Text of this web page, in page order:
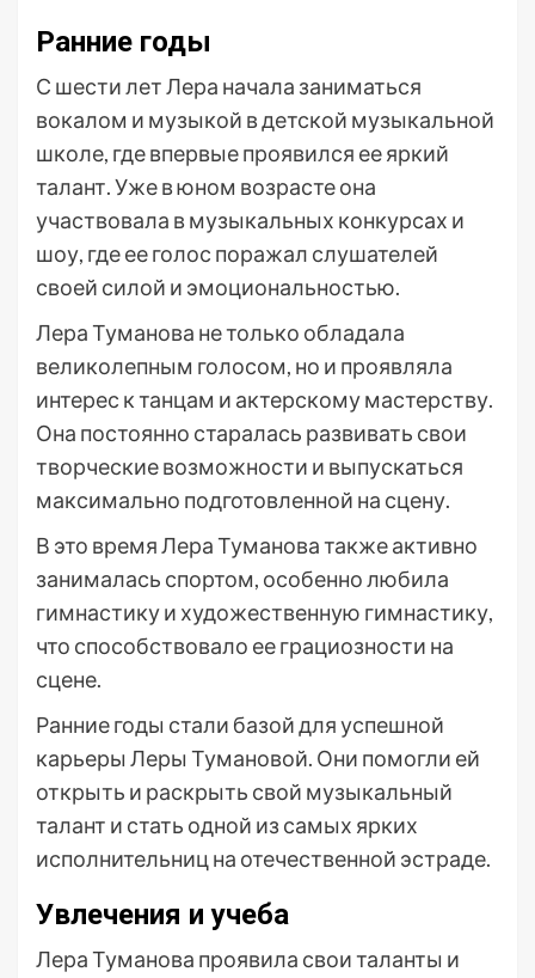
Ранние годы
С шести лет Лера начала заниматься
вокалом и музыкой в детской музыкальной
школе, где впервые проявился ее яркий
талант. Уже в юном возрасте она
участвовала в музыкальных конкурсах и
шоу, где ее голос поражал слушателей
своей силой и эмоциональностью.
Лера Туманова не только обладала
великолепным голосом, но и проявляла
интерес к танцам и актерскому мастерству.
Она постоянно старалась развивать свои
творческие возможности и выпускаться
максимально подготовленной на сцену.
В это время Лера Туманова также активно
занималась спортом, особенно любила
гимнастику и художественную гимнастику,
что способствовало ее грациозности на
сцене.
Ранние годы стали базой для успешной
карьеры Леры Тумановой. Они помогли ей
открыть и раскрыть свой музыкальный
талант и стать одной из самых ярких
исполнительниц на отечественной эстраде.
Увлечения и учеба
Лера Туманова проявила свои таланты и